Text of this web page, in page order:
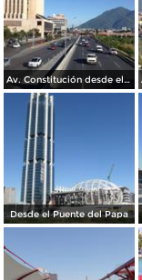
Av. Constitución desde el Pabellon M. Diciembre/2016
Desde el Puente del Papa